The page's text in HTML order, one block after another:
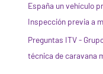
España un vehículo
Inspección previa a
Preguntas ITV -
técnica de caravana